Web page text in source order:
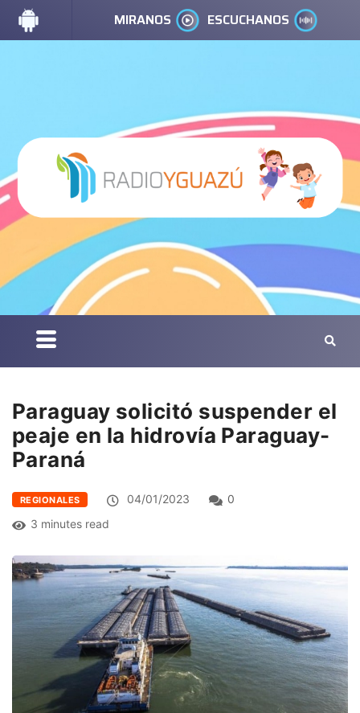
MIRANOS ESCUCHANOS
Paraguay solicitó suspender el
peaje en la hidrovía Paraguay-
Paraná
REGIONALES 04/01/2023
0
3 minutes read